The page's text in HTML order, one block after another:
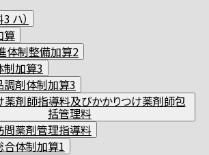
ハ）
算
体制整備加算2
制加算3
剤体制加算3
薬剤師指導料及びかかりつけ薬剤師包
括管理料
薬剤管理指導料
体制加算1